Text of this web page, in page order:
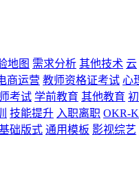
地图 需求分析 其他技术 云
商运营 教师资格证考试 心
考试 学前教育 其他教育
技能提升 入职离职 OKR-
础版式 通用模板 影视综艺